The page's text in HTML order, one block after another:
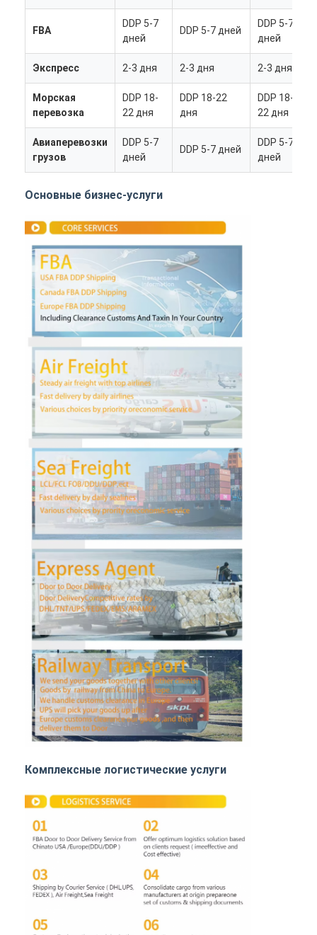
Главная страница
Продукция
О Компании
Наша фабрика
контроль качества
контактные данные
Новости
Все случаи
Побеседуйте теперь
Международная перевозка передняя
Перевозимый самолетами груз передний
Морские перевозки
ДДП доставка из Китая
срочная доставка
ЖЕЛЕЗНОДОРОЖНЫЕ ПЕРЕВОЗКИ
Отправить на Amazon
FBA
DDP 5-7
дней
DDP 5-7 дней
DDP 5-7
дней
Экспресс 2-3 дня 2-3 дня 2-3 дня
Морская
перевозка
DDP 18-
22 дня
DDP 18-22
дня
DDP 18-
22 дня
Авиаперевозки
грузов
DDP 5-7
дней
DDP 5-7 дней
DDP 5-7
дней
Основные бизнес-услуги
Комплексные логистические услуги